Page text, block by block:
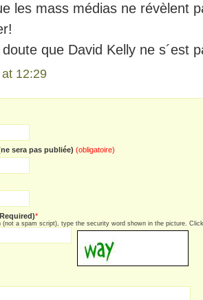
les mass médias ne révèlent
que David Kelly ne s´est
12:29
sera pas publiée) (obligatoire)
*
(not a spam script), type the security word shown in the picture.